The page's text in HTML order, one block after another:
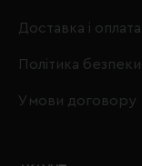
Доставка і оплата
Політика безпеки
Умови договору